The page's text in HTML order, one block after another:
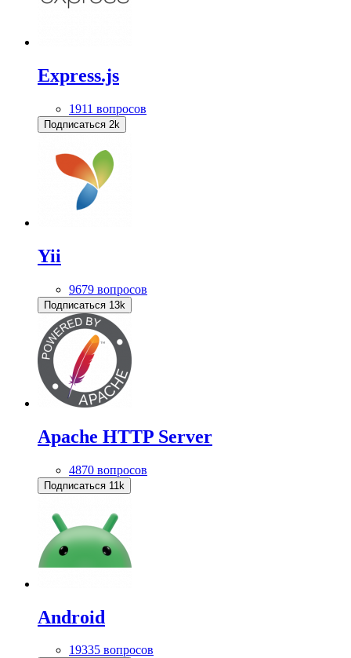
Express.js
1911 вопросов
Подписаться 2k
Yii
9679 вопросов
Подписаться 13k
Apache HTTP Server
4870 вопросов
Подписаться 11k
Android
19335 вопросов